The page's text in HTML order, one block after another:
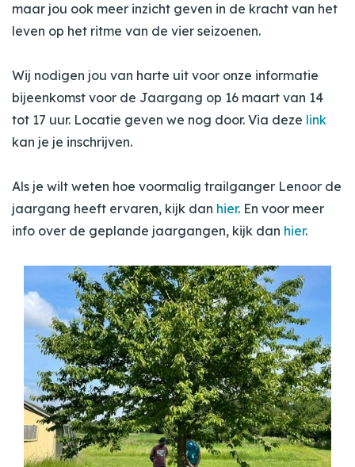
maar jou ook meer inzicht geven in de kracht van het
leven op het ritme van de vier seizoenen.
Wij nodigen jou van harte uit voor onze informatie
bijeenkomst voor de Jaargang op 16 maart van 14
tot 17 uur. Locatie geven we nog door. Via deze link
kan je je inschrijven.
Als je wilt weten hoe voormalig trailganger Lenoor de
jaargang heeft ervaren, kijk dan hier. En voor meer
info over de geplande jaargangen, kijk dan hier.